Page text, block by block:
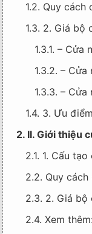
1.2. Quy cách
1.3. 2. Giá bộ
1.3.1. –
1.3.2. –
1.3.3. –
1.4. 3. Ưu
2. II. Giới thiệu
2.1. 1. Cấu
2.2. Quy cách
2.3. 2. Giá bộ
2.4. Xem